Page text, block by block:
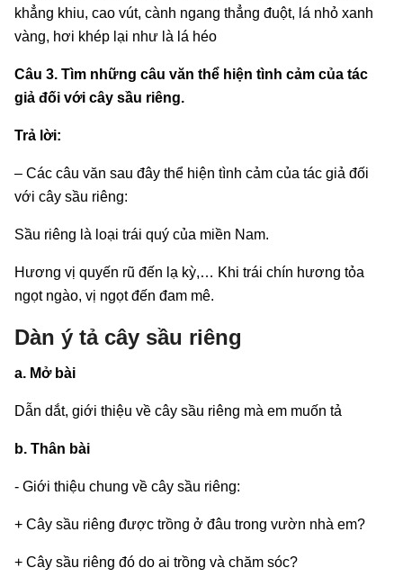
khẳng khiu, cao vút, cành ngang thẳng đuột, lá nhỏ xanh
vàng, hơi khép lại như là lá héo
Câu 3. Tìm những câu văn thể hiện tình cảm của tác
giả đối với cây sầu riêng.
Trả lời:
– Các câu văn sau đây thể hiện tình cảm của tác giả đối
với cây sầu riêng:
Sầu riêng là loại trái quý của miền Nam.
Hương vị quyến rũ đến lạ kỳ,… Khi trái chín hương tỏa
ngọt ngào, vị ngọt đến đam mê.
Dàn ý tả cây sầu riêng
a. Mở bài
Dẫn dắt, giới thiệu về cây sầu riêng mà em muốn tả
b. Thân bài
- Giới thiệu chung về cây sầu riêng:
+ Cây sầu riêng được trồng ở đâu trong vườn nhà em?
+ Cây sầu riêng đó do ai trồng và chăm sóc?